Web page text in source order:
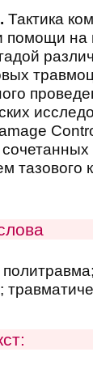
Тактика
помощи на
тазового